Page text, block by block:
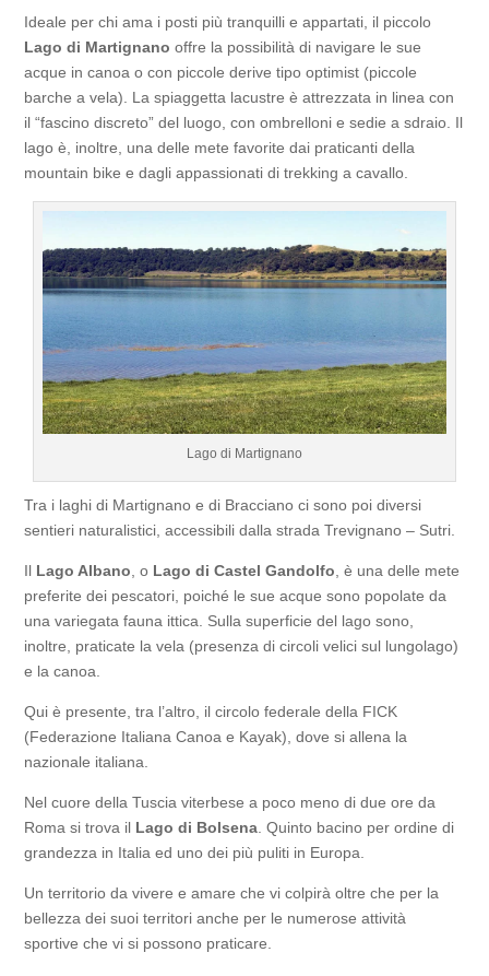
Ideale per chi ama i posti più tranquilli e appartati, il piccolo
Lago di Martignano offre la possibilità di navigare le sue
acque in canoa o con piccole derive tipo optimist (piccole
barche a vela). La spiaggetta lacustre è attrezzata in linea con
il “fascino discreto” del luogo, con ombrelloni e sedie a sdraio. Il
lago è, inoltre, una delle mete favorite dai praticanti della
mountain bike e dagli appassionati di trekking a cavallo.
Lago di Martignano
Tra i laghi di Martignano e di Bracciano ci sono poi diversi
sentieri naturalistici, accessibili dalla strada Trevignano – Sutri.
Il Lago Albano, o Lago di Castel Gandolfo, è una delle mete
preferite dei pescatori, poiché le sue acque sono popolate da
una variegata fauna ittica. Sulla superficie del lago sono,
inoltre, praticate la vela (presenza di circoli velici sul lungolago)
e la canoa.
Qui è presente, tra l’altro, il circolo federale della FICK
(Federazione Italiana Canoa e Kayak), dove si allena la
nazionale italiana.
Nel cuore della Tuscia viterbese a poco meno di due ore da
Roma si trova il Lago di Bolsena. Quinto bacino per ordine di
grandezza in Italia ed uno dei più puliti in Europa.
Un territorio da vivere e amare che vi colpirà oltre che per la
bellezza dei suoi territori anche per le numerose attività
sportive che vi si possono praticare.